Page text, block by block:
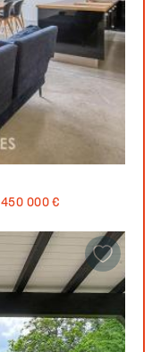
450 000 €